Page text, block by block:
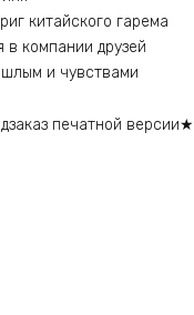
китайского гарема
компании друзей
и чувствами
печатной версии★